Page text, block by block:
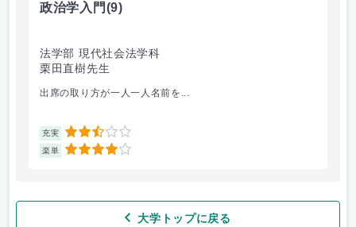
政治学入門(9)
法学部 現代社会法学科
栗田直樹先生
出席の取り方が一人一人名前を...
充実 2.5
楽単 4
大学トップに戻る